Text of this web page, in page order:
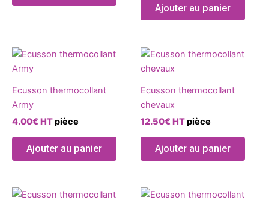
Ajouter au panier
Ecusson thermocollant
Army
4.00€HTpièce
Ajouter au panier
Ecusson thermocollant
chevaux
12.50€HTpièce
Ajouter au panier